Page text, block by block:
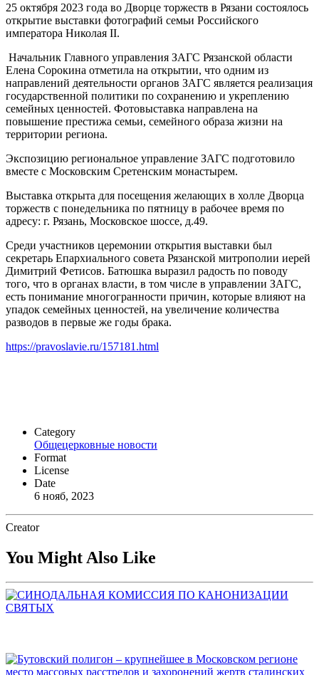
25 октября 2023 года во Дворце торжеств в Рязани состоялось
открытие выставки фотографий семьи Российского
императора Николая II.
Начальник Главного управления ЗАГС Рязанской области
Елена Сорокина отметила на открытии, что одним из
направлений деятельности органов ЗАГС является реализация
государственной политики по сохранению и укреплению
семейных ценностей. Фотовыставка направлена на
повышение престижа семьи, семейного образа жизни на
территории региона.
Экспозицию региональное управление ЗАГС подготовило
вместе с Московским Сретенским монастырем.
Выставка открыта для посещения желающих в холле Дворца
торжеств с понедельника по пятницу в рабочее время по
адресу: г. Рязань, Московское шоссе, д.49.
Среди участников церемонии открытия выставки был
секретарь Епархиального совета Рязанской митрополии иерей
Димитрий Фетисов. Батюшка выразил радость по поводу
того, что в органах власти, в том числе в управлении ЗАГС,
есть понимание многогранности причин, которые влияют на
упадок семейных ценностей, на увеличение количества
разводов в первые же годы брака.
https://pravoslavie.ru/157181.html
Category
Общецерковные новости
Format
License
Date
6 нояб, 2023
Creator
You Might Also Like